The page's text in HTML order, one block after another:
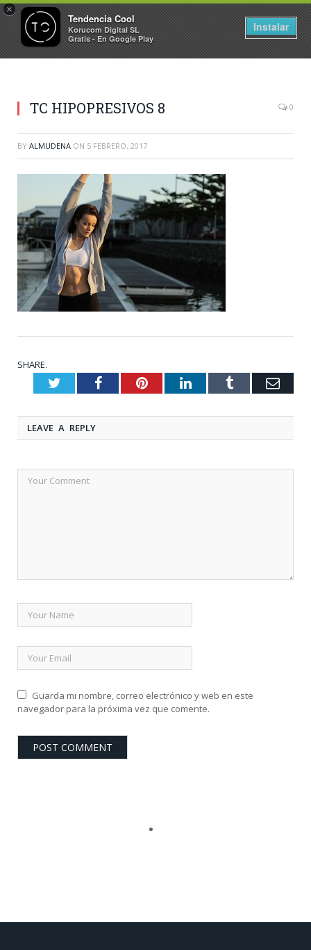
×
Tendencia Cool
Korucom Digital SL
Gratis - En Google Play
Instalar
TC HIPOPRESIVOS 8 0
BY ALMUDENA ON 5 FEBRERO, 2017
SHARE.
TwitterFacebookPinterestLinkedInTumblr
LEAVE A REPLY
Guarda mi nombre, correo electrónico y web en este
navegador para la próxima vez que comente.